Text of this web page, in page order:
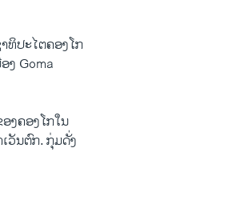
ທິປະໄຕຄອງໂກ
ງ Goma
ງຄອງໂກໃນ
ວັນຕົກ. ກຸ່ມດັ່ງ